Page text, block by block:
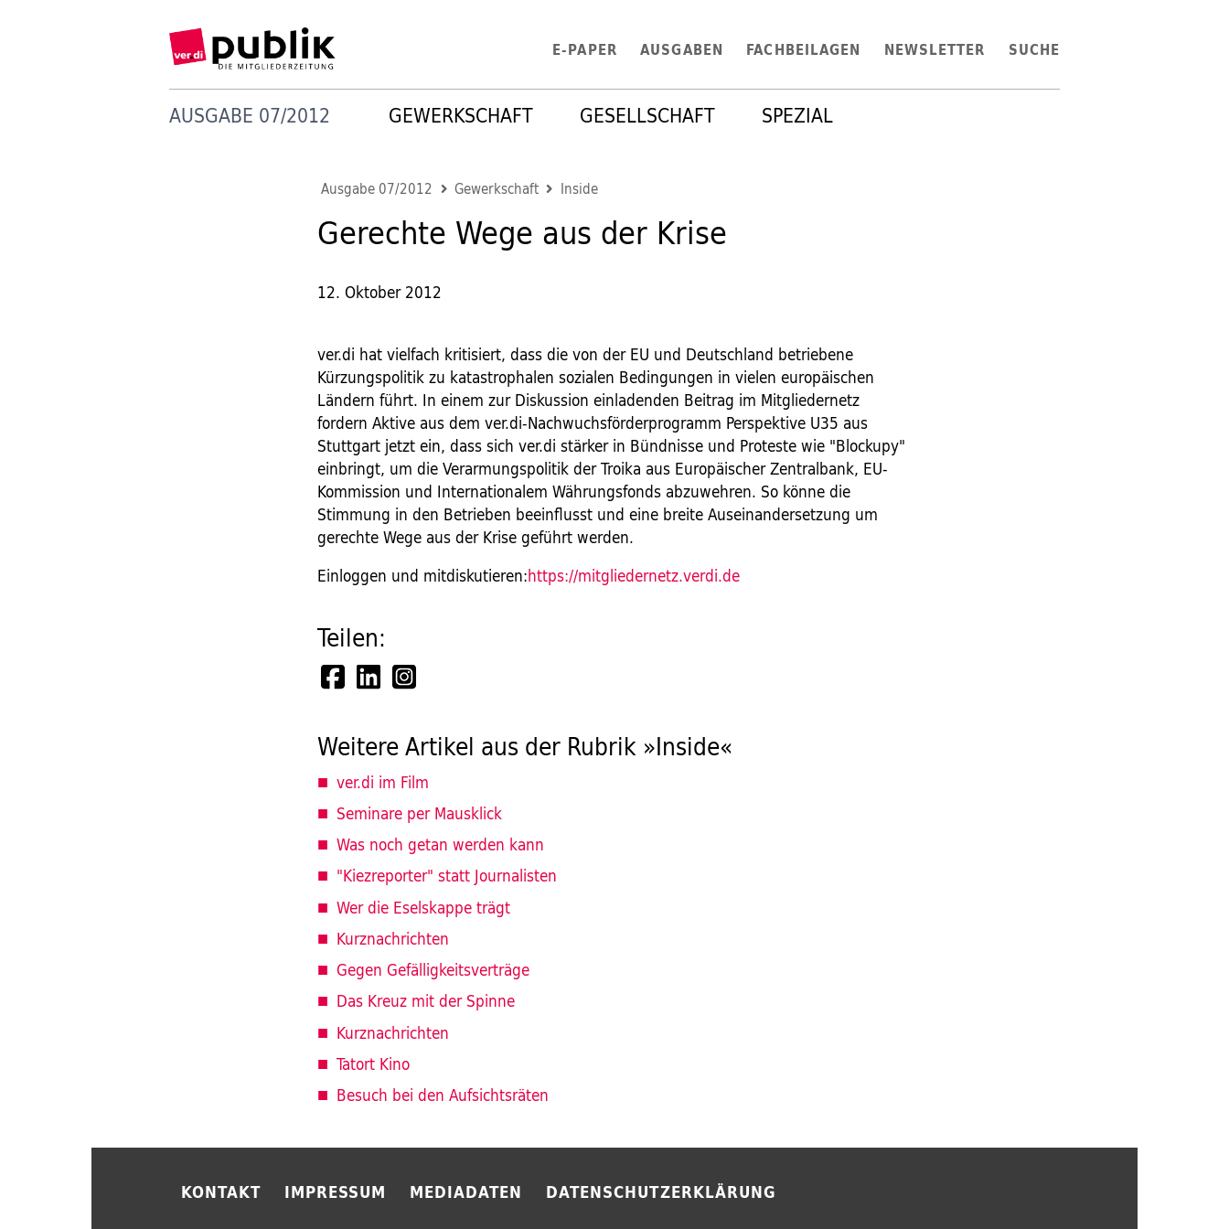
E-PAPER AUSGABEN FACHBEILAGEN NEWSLETTER SUCHE
AUSGABE 07/2012 GEWERKSCHAFT GESELLSCHAFT SPEZIAL
Ausgabe 07/2012 Gewerkschaft Inside
Gerechte Wege aus der Krise
12. Oktober 2012
ver.di hat vielfach kritisiert, dass die von der EU und Deutschland betriebene
Kürzungspolitik zu katastrophalen sozialen Bedingungen in vielen europäischen
Ländern führt. In einem zur Diskussion einladenden Beitrag im Mitgliedernetz
fordern Aktive aus dem ver.di-Nachwuchsförderprogramm Perspektive U35 aus
Stuttgart jetzt ein, dass sich ver.di stärker in Bündnisse und Proteste wie "Blockupy"
einbringt, um die Verarmungspolitik der Troika aus Europäischer Zentralbank, EU-
Kommission und Internationalem Währungsfonds abzuwehren. So könne die
Stimmung in den Betrieben beeinflusst und eine breite Auseinandersetzung um
gerechte Wege aus der Krise geführt werden.
Einloggen und mitdiskutieren:https://mitgliedernetz.verdi.de
Teilen:
Weitere Artikel aus der Rubrik »Inside«
ver.di im Film
Seminare per Mausklick
Was noch getan werden kann
"Kiezreporter" statt Journalisten
Wer die Eselskappe trägt
Kurznachrichten
Gegen Gefälligkeitsverträge
Das Kreuz mit der Spinne
Kurznachrichten
Tatort Kino
Besuch bei den Aufsichtsräten
KONTAKT IMPRESSUM MEDIADATEN DATENSCHUTZERKLÄRUNG